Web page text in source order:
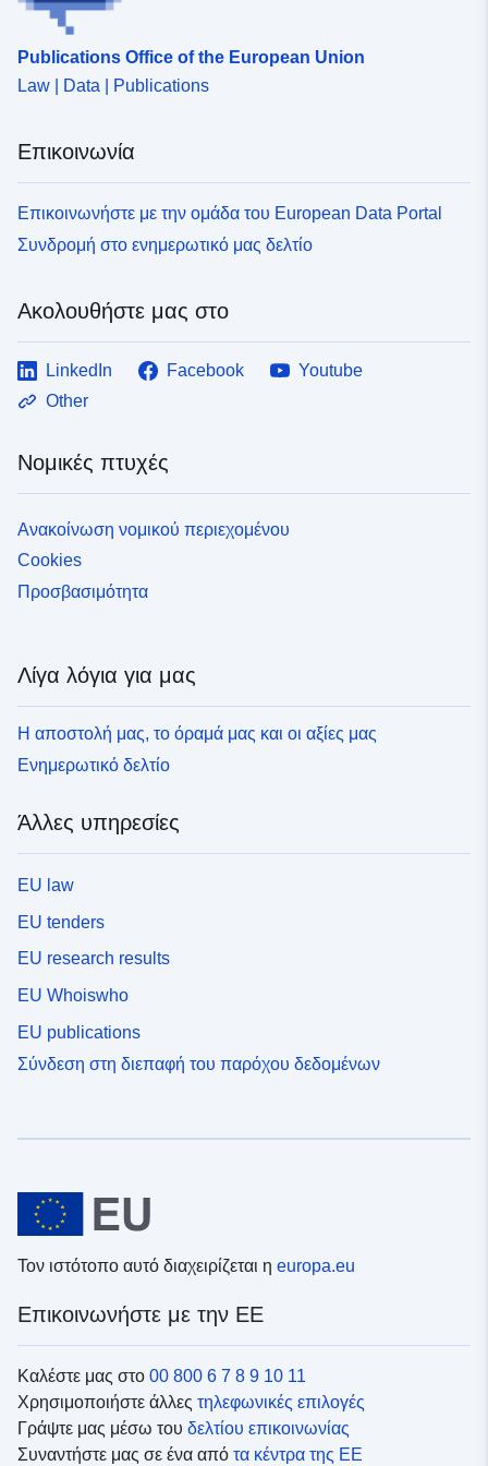
Publications Office of the European Union
Law | Data | Publications
Επικοινωνία
Επικοινωνήστε με την ομάδα του European Data Portal
Συνδρομή στο ενημερωτικό μας δελτίο
Ακολουθήστε μας στο
LinkedIn Facebook
Youtube
Other
Νομικές πτυχές
Ανακοίνωση νομικού περιεχομένου
Cookies
Προσβασιμότητα
Λίγα λόγια για μας
Η αποστολή μας, το όραμά μας και οι αξίες μας
Ενημερωτικό δελτίο
Άλλες υπηρεσίες
EU law
EU tenders
EU research results
EU Whoiswho
EU publications
Σύνδεση στη διεπαφή του παρόχου δεδομένων
Τον ιστότοπο αυτό διαχειρίζεται η europa.eu
Επικοινωνήστε με την ΕΕ
Καλέστε μας στο 00 800 6 7 8 9 10 11
Χρησιμοποιήστε άλλες τηλεφωνικές επιλογές
Γράψτε μας μέσω του δελτίου επικοινωνίας
Συναντήστε μας σε ένα από τα κέντρα της ΕΕ